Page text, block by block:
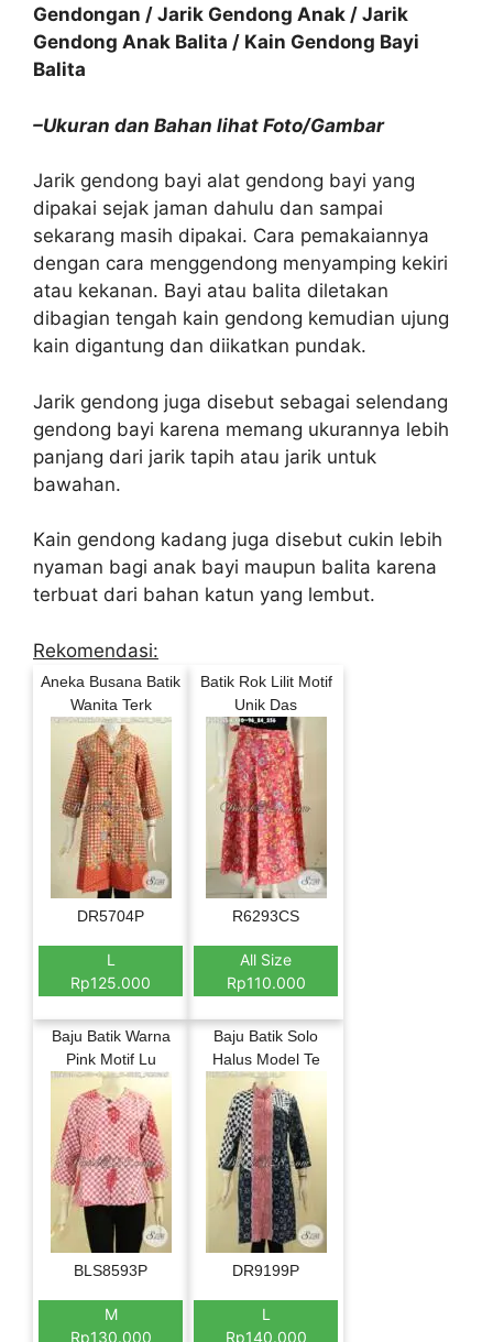
Gendongan / Jarik Gendong Anak / Jarik
Gendong Anak Balita / Kain Gendong Bayi
Balita
–Ukuran dan Bahan lihat Foto/Gambar
Jarik gendong bayi alat gendong bayi yang
dipakai sejak jaman dahulu dan sampai
sekarang masih dipakai. Cara pemakaiannya
dengan cara menggendong menyamping kekiri
atau kekanan. Bayi atau balita diletakan
dibagian tengah kain gendong kemudian ujung
kain digantung dan diikatkan pundak.
Jarik gendong juga disebut sebagai selendang
gendong bayi karena memang ukurannya lebih
panjang dari jarik tapih atau jarik untuk
bawahan.
Kain gendong kadang juga disebut cukin lebih
nyaman bagi anak bayi maupun balita karena
terbuat dari bahan katun yang lembut.
Rekomendasi:
Aneka Busana Batik
Wanita Terk
DR5704P
L
Rp125.000
Batik Rok Lilit Motif
Unik Das
R6293CS
All Size
Rp110.000
Baju Batik Warna
Pink Motif Lu
BLS8593P
M
Rp130.000
Baju Batik Solo
Halus Model Te
DR9199P
L
Rp140.000